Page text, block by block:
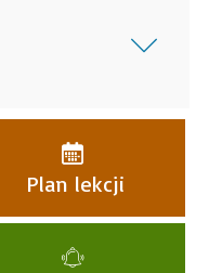
Plan lekcji